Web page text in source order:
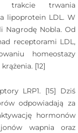
trakcie trwania
lipoprotein LDL. W
Nagrodę Nobla. Od
receptorami LDL,
homeostazy
[12]
LRP1. [15] Dziś
odpowiadają za
hormonów
wapnia oraz